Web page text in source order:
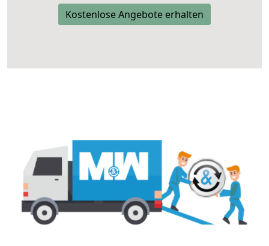
Kostenlose Angebote erhalten